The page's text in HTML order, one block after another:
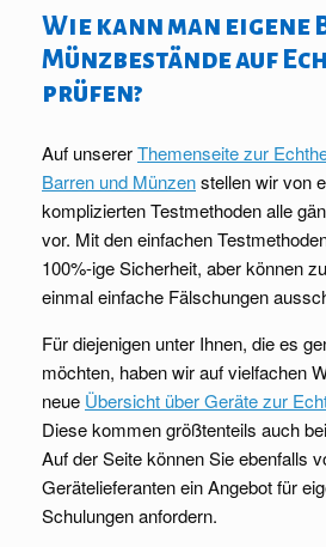
Wie kann man eigene
Münzbestände auf
prüfen?
Auf unsererThemenseite zur
Barren und Münzenstellen wir von
komplizierten Testmethoden alle
vor. Mit den einfachen
100%-ige Sicherheit, aber können
einmal einfache Fälschungen
Für diejenigen unter Ihnen, die es
möchten, haben wir auf vielfachen
neue Übersicht über Geräte zur
Diese kommen größtenteils auch
Auf der Seite können Sie ebenfalls
Gerätelieferanten ein Angebot für
Schulungen anfordern.